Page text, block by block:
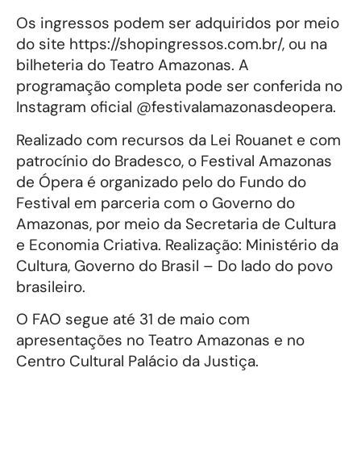
Os ingressos podem ser adquiridos por meio
do site https://shopingressos.com.br/, ou na
bilheteria do Teatro Amazonas. A
programação completa pode ser conferida no
Instagram oficial @festivalamazonasdeopera.
Realizado com recursos da Lei Rouanet e com
patrocínio do Bradesco, o Festival Amazonas
de Ópera é organizado pelo do Fundo do
Festival em parceria com o Governo do
Amazonas, por meio da Secretaria de Cultura
e Economia Criativa. Realização: Ministério da
Cultura, Governo do Brasil – Do lado do povo
brasileiro.
O FAO segue até 31 de maio com
apresentações no Teatro Amazonas e no
Centro Cultural Palácio da Justiça.